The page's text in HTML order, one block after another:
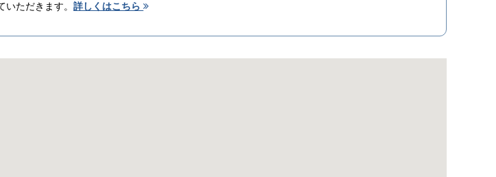
いただきます。詳しくはこちら